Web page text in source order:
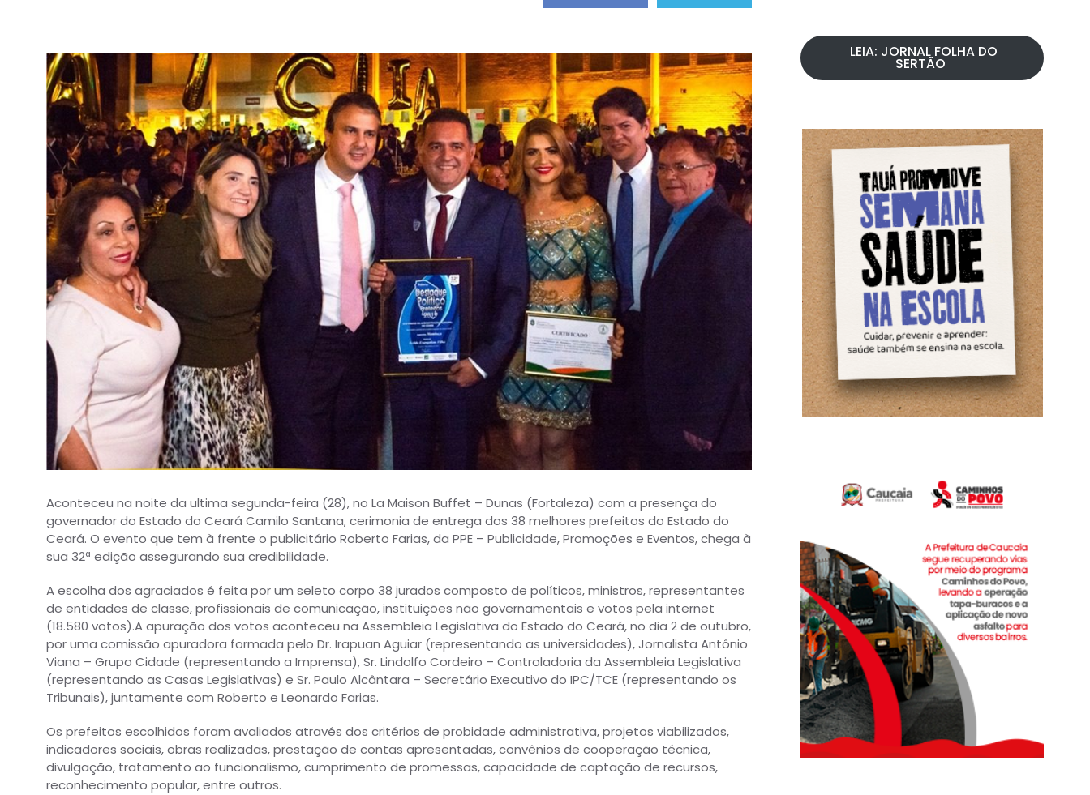
Aconteceu na noite da ultima segunda-feira (28), no La Maison Buffet – Dunas (Fortaleza) com a presença do
governador do Estado do Ceará Camilo Santana, cerimonia de entrega dos 38 melhores prefeitos do Estado do
Ceará. O evento que tem à frente o publicitário Roberto Farias, da PPE – Publicidade, Promoções e Eventos, chega à
sua 32ª edição assegurando sua credibilidade.
A escolha dos agraciados é feita por um seleto corpo 38 jurados composto de políticos, ministros, representantes
de entidades de classe, profissionais de comunicação, instituições não governamentais e votos pela internet
(18.580 votos).A apuração dos votos aconteceu na Assembleia Legislativa do Estado do Ceará, no dia 2 de outubro,
por uma comissão apuradora formada pelo Dr. Irapuan Aguiar (representando as universidades), Jornalista Antônio
Viana – Grupo Cidade (representando a Imprensa), Sr. Lindolfo Cordeiro – Controladoria da Assembleia Legislativa
(representando as Casas Legislativas) e Sr. Paulo Alcântara – Secretário Executivo do IPC/TCE (representando os
Tribunais), juntamente com Roberto e Leonardo Farias.
Os prefeitos escolhidos foram avaliados através dos critérios de probidade administrativa, projetos viabilizados,
indicadores sociais, obras realizadas, prestação de contas apresentadas, convênios de cooperação técnica,
divulgação, tratamento ao funcionalismo, cumprimento de promessas, capacidade de captação de recursos,
reconhecimento popular, entre outros.
LEIA: JORNAL FOLHA DO
SERTÃO